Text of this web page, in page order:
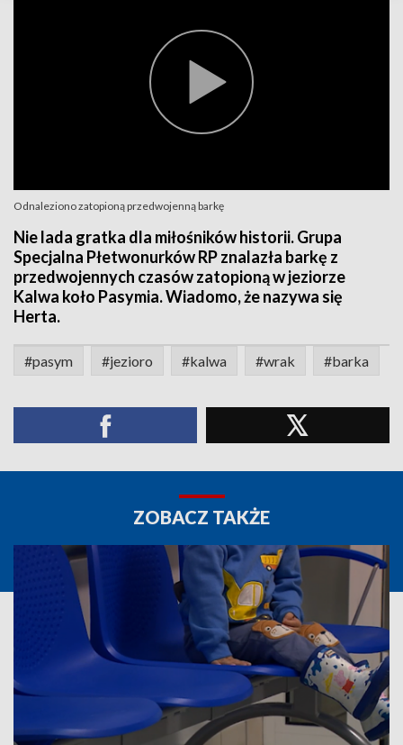
Odnaleziono zatopioną przedwojenną barkę
Nie lada gratka dla miłośników historii. Grupa
Specjalna Płetwonurków RP znalazła barkę z
przedwojennych czasów zatopioną w jeziorze
Kalwa koło Pasymia. Wiadomo, że nazywa się
Herta.
#pasym #jezioro #kalwa #wrak #barka
ZOBACZ TAKŻE